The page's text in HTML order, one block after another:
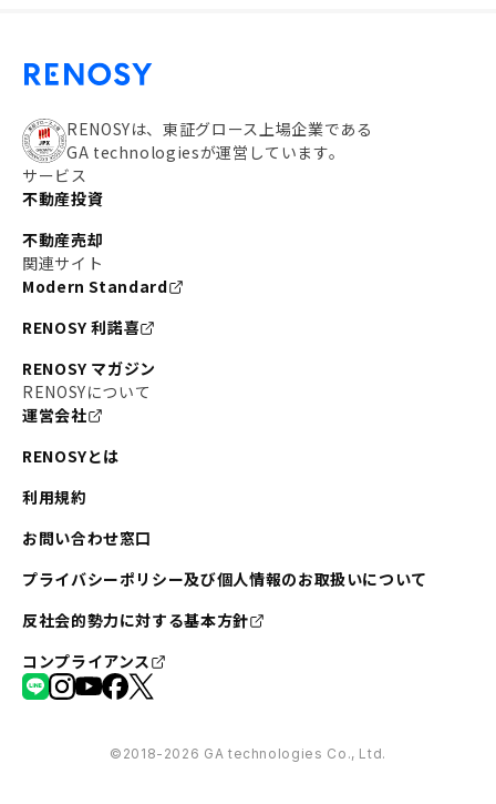
RENOSYは、東証グロース上場企業である
GA technologiesが運営しています。
サービス
不動産投資
不動産売却
関連サイト
Modern Standard
RENOSY 利諾喜
RENOSY マガジン
RENOSYについて
運営会社
RENOSYとは
利用規約
お問い合わせ窓口
プライバシーポリシー及び個人情報のお取扱いについて
反社会的勢力に対する基本方針
コンプライアンス
©︎2018-2026 GA technologies Co., Ltd.